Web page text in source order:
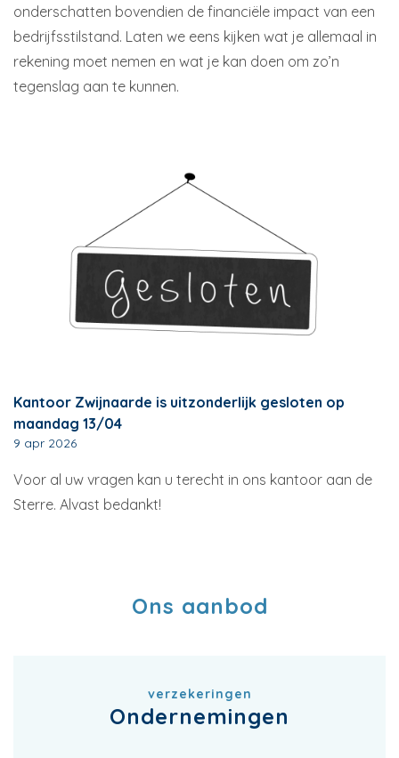
onderschatten bovendien de financiële impact van een
bedrijfsstilstand. Laten we eens kijken wat je allemaal in
rekening moet nemen en wat je kan doen om zo’n
tegenslag aan te kunnen.
Kantoor Zwijnaarde is uitzonderlijk gesloten op
maandag 13/04
9 apr 2026
Voor al uw vragen kan u terecht in ons kantoor aan de
Sterre. Alvast bedankt!
Ons aanbod
verzekeringen
Ondernemingen